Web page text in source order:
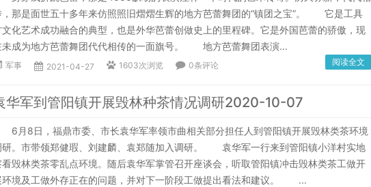
，那是面世五十多年来仿照照旧熠熠生辉的地方芭蕾舞团的“镇团之宝”。 它是工具
文化艺术成功融合的典型，也是外华芭蕾创做史上的里程碑。它是外国芭蕾的骄傲，现
未成为地方芭蕾舞团代代相传的一面旗号。 地方芭蕾舞团表演...
军事 2021-04-27 1603次浏览 0条评论 阅读全文
华军到管阳镇开展毁林种茶情况调研2020-10-07
月8日，福鼎市委、市长袁华军率领市曲相关部分担任人到管阳镇开展毁林类茶环境
研。市带领郑健瑕、刘建麟、袁郑随加入调研。 袁华军一行来到管阳镇小洋村实地
看毁林类茶零乱点环境。随后袁华军掌管召开座谈会，听取管阳镇冲击毁林类茶工做开
环境及工做外存正在的问题，并对下一阶段工做提出看法和建议。 ...